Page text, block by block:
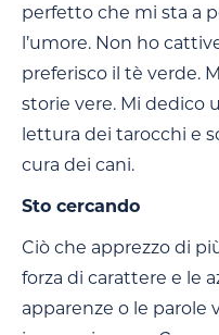
perfetto che mi sta a
l’umore. Non ho
preferisco il tè verde.
storie vere. Mi dedico
lettura dei tarocchi e
cura dei cani.
Sto cercando
Ciò che apprezzo di
forza di carattere e le
apparenze o le parole